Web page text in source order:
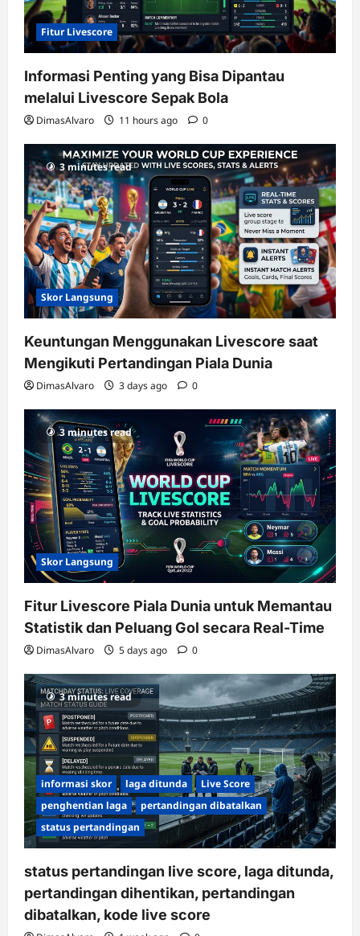
Fitur Livescore
Informasi Penting yang Bisa Dipantau
melalui Livescore Sepak Bola
DimasAlvaro 11 hours ago 0
3 minutes read
Skor Langsung
Keuntungan Menggunakan Livescore saat
Mengikuti Pertandingan Piala Dunia
DimasAlvaro 3 days ago 0
3 minutes read
Skor Langsung
Fitur Livescore Piala Dunia untuk Memantau
Statistik dan Peluang Gol secara Real-Time
DimasAlvaro 5 days ago 0
3 minutes read
informasi skor laga ditunda
Live Score
penghentian laga
pertandingan dibatalkan
status pertandingan
status pertandingan live score, laga ditunda,
pertandingan dihentikan, pertandingan
dibatalkan, kode live score